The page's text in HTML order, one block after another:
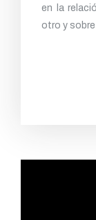
en la
otro y